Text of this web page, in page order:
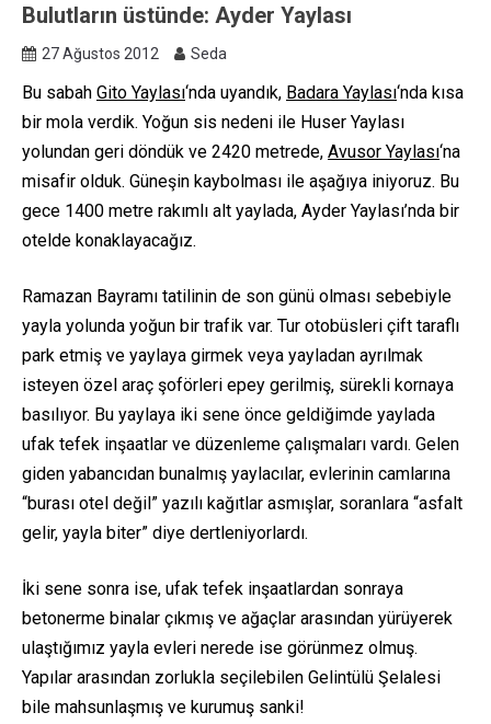
Bulutların üstünde: Ayder Yaylası
27 Ağustos 2012 Seda
Bu sabah Gito Yaylası‘nda uyandık, Badara Yaylası‘nda kısa
bir mola verdik. Yoğun sis nedeni ile Huser Yaylası
yolundan geri döndük ve 2420 metrede, Avusor Yaylası‘na
misafir olduk. Güneşin kaybolması ile aşağıya iniyoruz. Bu
gece 1400 metre rakımlı alt yaylada, Ayder Yaylası’nda bir
otelde konaklayacağız.
Ramazan Bayramı tatilinin de son günü olması sebebiyle
yayla yolunda yoğun bir trafik var. Tur otobüsleri çift taraflı
park etmiş ve yaylaya girmek veya yayladan ayrılmak
isteyen özel araç şoförleri epey gerilmiş, sürekli kornaya
basılıyor. Bu yaylaya iki sene önce geldiğimde yaylada
ufak tefek inşaatlar ve düzenleme çalışmaları vardı. Gelen
giden yabancıdan bunalmış yaylacılar, evlerinin camlarına
“burası otel değil” yazılı kağıtlar asmışlar, soranlara “asfalt
gelir, yayla biter” diye dertleniyorlardı.
İki sene sonra ise, ufak tefek inşaatlardan sonraya
betonerme binalar çıkmış ve ağaçlar arasından yürüyerek
ulaştığımız yayla evleri nerede ise görünmez olmuş.
Yapılar arasından zorlukla seçilebilen Gelintülü Şelalesi
bile mahsunlaşmış ve kurumuş sanki!